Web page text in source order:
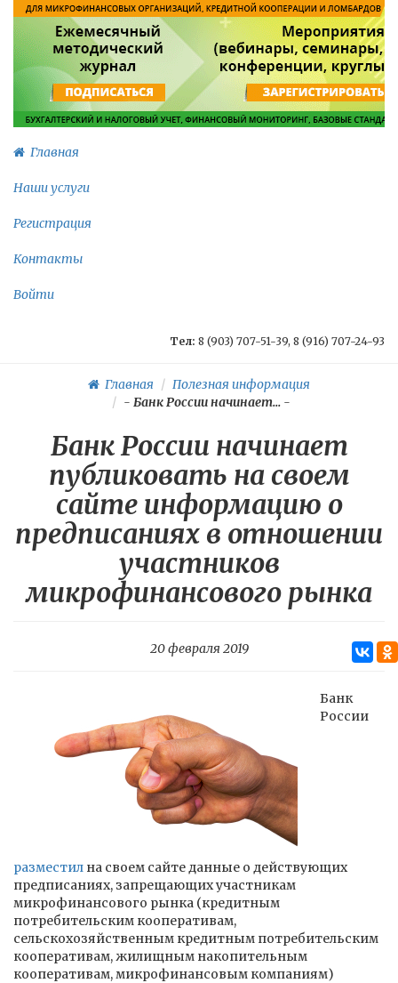
Главная
Наши услуги
Регистрация
Контакты
Войти
Тел: 8 (903) 707-51-39, 8 (916) 707-24-93
Главная
Полезная информация
- Банк России начинает... -
Банк России начинает
публиковать на своем
сайте информацию о
предписаниях в отношении
участников
микрофинансового рынка
20 февраля 2019
Банк
России
разместил на своем сайте данные о действующих
предписаниях, запрещающих участникам
микрофинансового рынка (кредитным
потребительским кооперативам,
сельскохозяйственным кредитным потребительским
кооперативам, жилищным накопительным
кооперативам, микрофинансовым компаниям)